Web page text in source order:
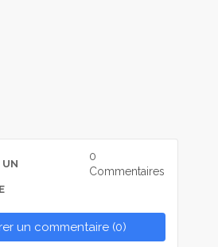
UN
0
Commentaires
un commentaire (0)